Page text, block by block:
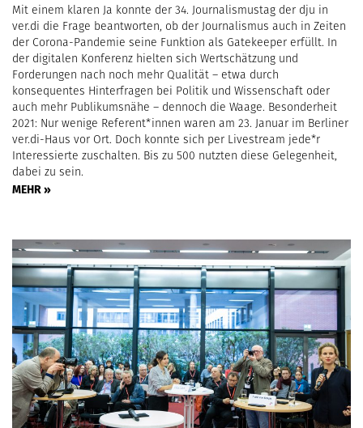
Mit einem klaren Ja konnte der 34. Journalismustag der dju in
ver.di die Frage beantworten, ob der Journalismus auch in Zeiten
der Corona-Pandemie seine Funktion als Gatekeeper erfüllt. In
der digitalen Konferenz hielten sich Wertschätzung und
Forderungen nach noch mehr Qualität – etwa durch
konsequentes Hinterfragen bei Politik und Wissenschaft oder
auch mehr Publikumsnähe – dennoch die Waage. Besonderheit
2021: Nur wenige Referent*innen waren am 23. Januar im Berliner
ver.di-Haus vor Ort. Doch konnte sich per Livestream jede*r
Interessierte zuschalten. Bis zu 500 nutzten diese Gelegenheit,
dabei zu sein.
MEHR »